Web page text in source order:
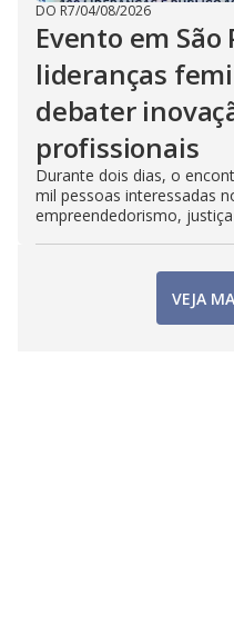
DO R7/04/08/2026
Evento em
lideranças
debater
profissionais
Durante dois dias, o
mil pessoas interessadas
empreendedorismo,
VEJA